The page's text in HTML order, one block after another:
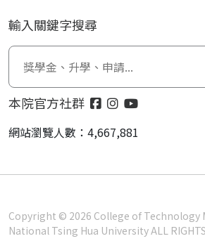
輸入關鍵字搜尋
本院官方社群
網站瀏覽人數：4,667,881
Copyright © 2026 College of Technology
National Tsing Hua University ALL